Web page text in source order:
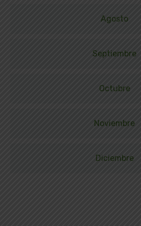
Agosto
Septiembre
Octubre
Noviembre
Diciembre